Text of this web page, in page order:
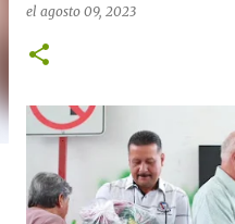
el agosto 09, 2023